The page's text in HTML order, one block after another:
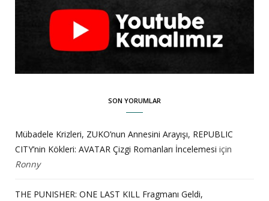
SON YORUMLAR
Mübadele Krizleri, ZUKO’nun Annesini Arayışı, REPUBLIC
CITY’nin Kökleri: AVATAR Çizgi Romanları İncelemesi için
Ronny
THE PUNISHER: ONE LAST KILL Fragmanı Geldi,